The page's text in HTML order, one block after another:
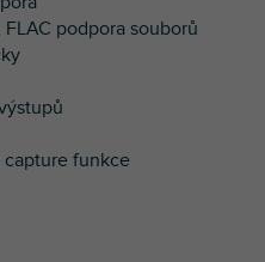
FLAC podpora souborů
capture funkce